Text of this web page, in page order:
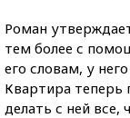
Роман
тем более с
его словам, у
Квартира
делать с ней все,